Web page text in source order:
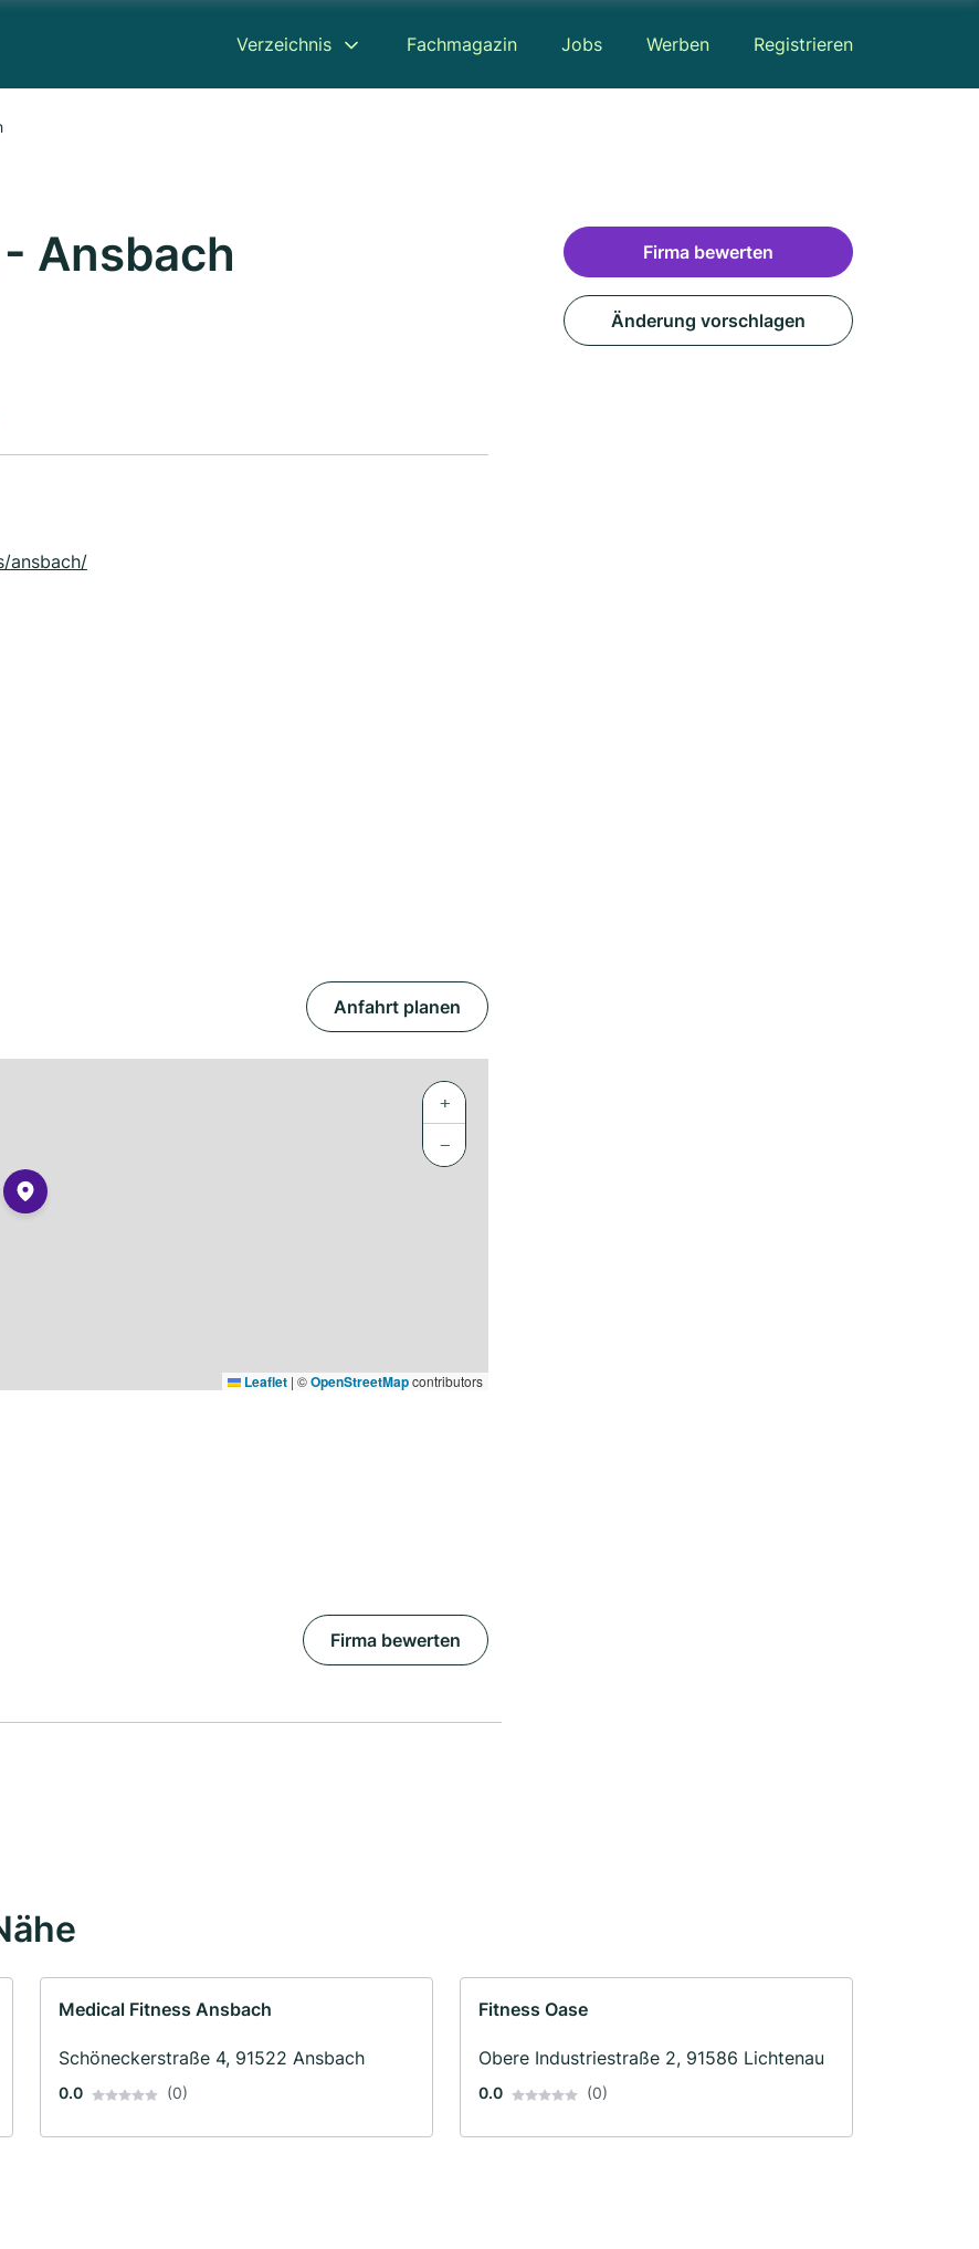
Verzeichnis Fachmagazin Jobs Werben Registrieren
Ansbach
ansbach/
Anfahrt planen
+
−
Leaflet | ©OpenStreetMapcontributors
Firma bewerten
Firma bewerten
Änderung vorschlagen
Medical Fitness Ansbach
Schöneckerstraße 4, 91522 Ansbach
0.0 (0)
Fitness Oase
Obere Industriestraße 2, 91586 Lichtenau
0.0 (0)